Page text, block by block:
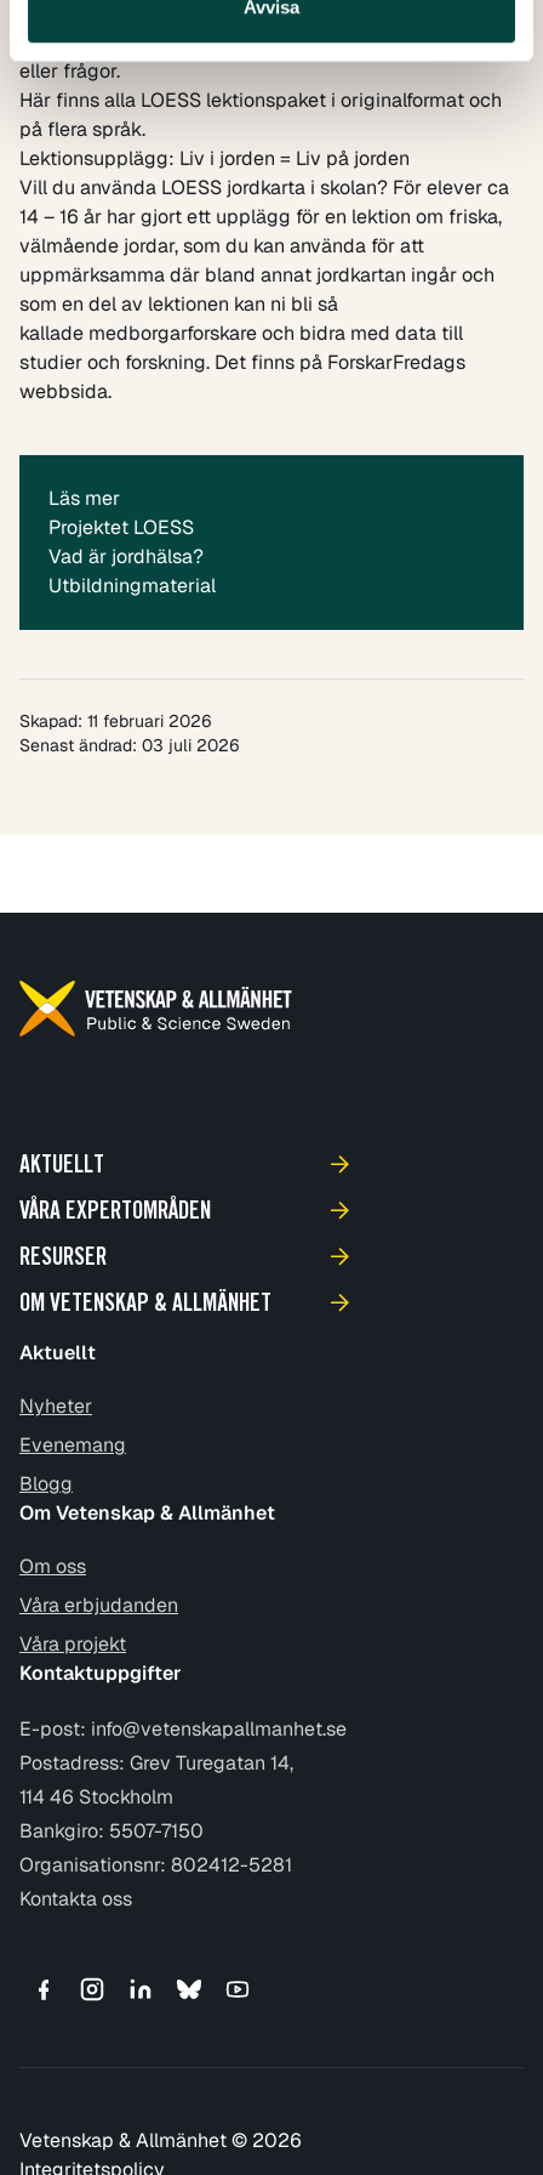
Avvisa
materialet och hur det används. Mejla gärna
info@vetenskapallmanhet.seom du har något medskick
eller frågor.
Här finns alla LOESS lektionspaket i originalformat och
på flera språk.
Lektionsupplägg: Liv i jorden = Liv på jorden
Vill du använda LOESS jordkarta i skolan? För elever ca
14 – 16 år har gjort ett upplägg för en lektion om friska,
välmående jordar, som du kan använda för att
uppmärksamma där bland annat jordkartan ingår och
som en del av lektionen kan ni bli så
kallade medborgarforskare och bidra med data till
studier och forskning. Det finns på ForskarFredags
webbsida.
Läs mer
Projektet LOESS
Vad är jordhälsa?
Utbildningmaterial
Skapad: 11 februari 2026
Senast ändrad: 03 juli 2026
AKTUELLT
VÅRA EXPERTOMRÅDEN
RESURSER
OM VETENSKAP & ALLMÄNHET
Aktuellt
Nyheter
Evenemang
Blogg
Om Vetenskap & Allmänhet
Om oss
Våra erbjudanden
Våra projekt
Kontaktuppgifter
E-post: info@vetenskapallmanhet.se
Postadress: Grev Turegatan 14,
114 46 Stockholm
Bankgiro: 5507-7150
Organisationsnr: 802412-5281
Kontakta oss
Vetenskap & Allmänhet © 2026
Integritetspolicy